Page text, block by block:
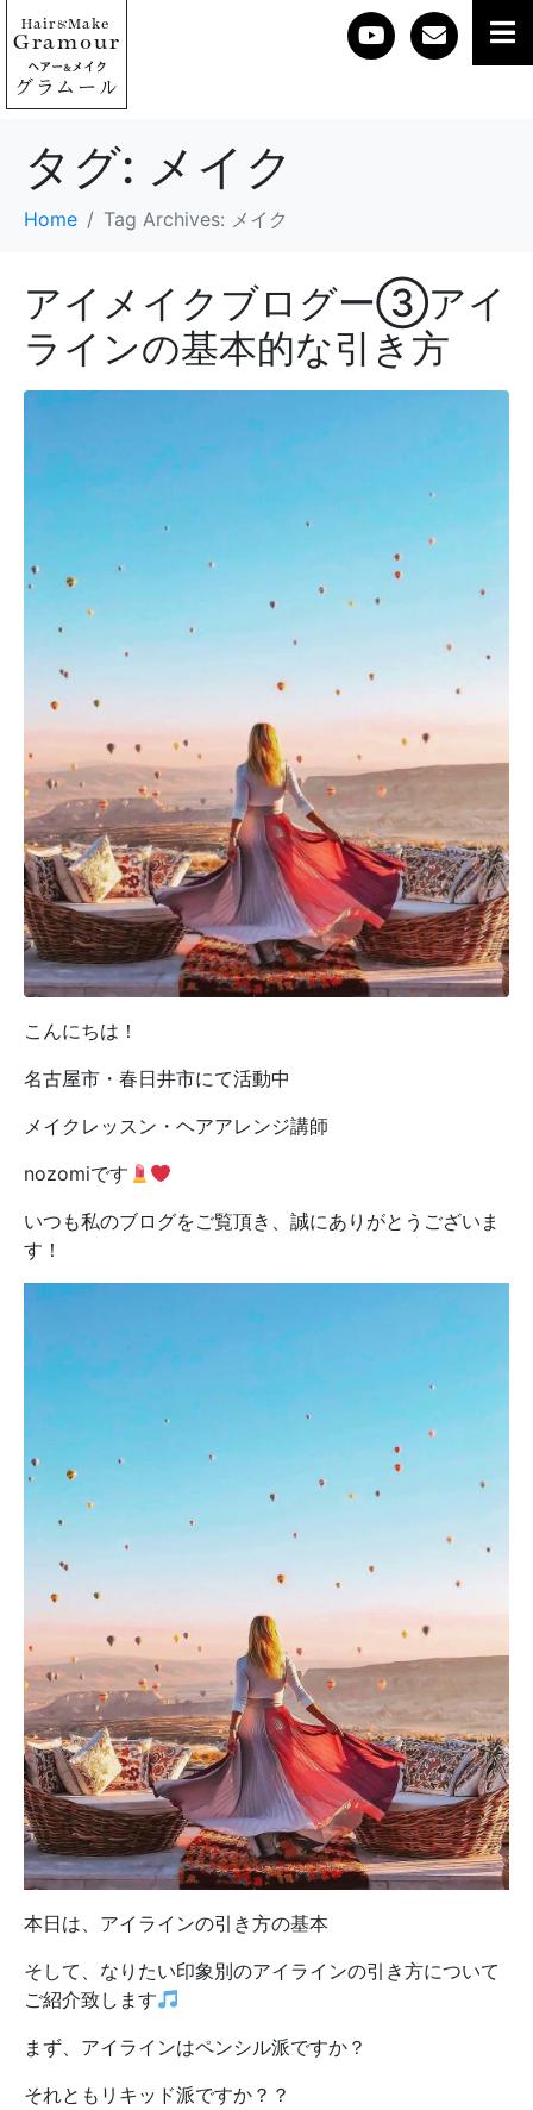
Hair&Make
Gramour
ヘアー&メイク
グラムール
タグ: メイク
Home Tag Archives: メイク
アイメイクブログー③アイ
ラインの基本的な引き方
こんにちは！
名古屋市・春日井市にて活動中
メイクレッスン・ヘアアレンジ講師
nozomiです
いつも私のブログをご覧頂き、誠にありがとうございま
す！
本日は、アイラインの引き方の基本
そして、なりたい印象別のアイラインの引き方について
ご紹介致します
まず、アイラインはペンシル派ですか？
それともリキッド派ですか？？